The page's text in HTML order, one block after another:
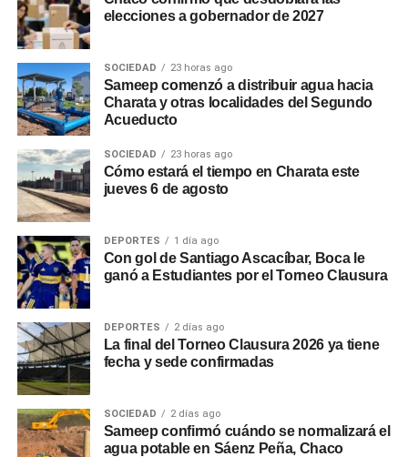
elecciones a gobernador de 2027
SOCIEDAD 23 horas ago
Sameep comenzó a distribuir agua hacia
Charata y otras localidades del Segundo
Acueducto
SOCIEDAD 23 horas ago
Cómo estará el tiempo en Charata este
jueves 6 de agosto
DEPORTES 1 día ago
Con gol de Santiago Ascacíbar, Boca le
ganó a Estudiantes por el Torneo Clausura
DEPORTES 2 días ago
La final del Torneo Clausura 2026 ya tiene
fecha y sede confirmadas
SOCIEDAD 2 días ago
Sameep confirmó cuándo se normalizará el
agua potable en Sáenz Peña, Chaco